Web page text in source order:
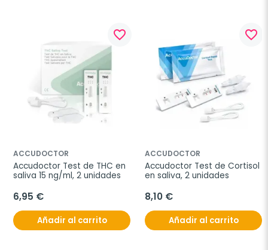
favorite_border
ACCUDOCTOR
Accudoctor Test de THC en
saliva 15 ng/ml, 2 unidades
6,95 €
Añadir al carrito
favorite_border
ACCUDOCTOR
Accudoctor Test de Cortisol
en saliva, 2 unidades
8,10 €
Añadir al carrito